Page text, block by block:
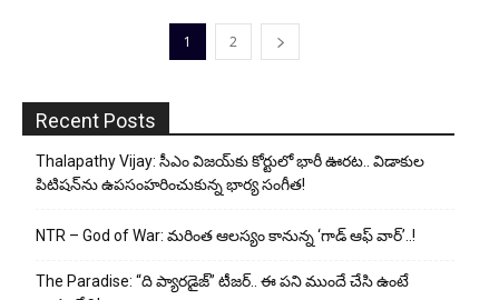
1 2
Recent Posts
Thalapathy Vijay: సీఎం విజయ్‌కు కోర్టులో భారీ ఊరట.. విడాకుల
పిటిషన్‌ను ఉపసంహరించుకున్న భార్య సంగీత!
NTR – God of War: మరింత ఆలస్యం కానున్న ‘గాడ్ ఆఫ్ వార్’..!
The Paradise: “ది ప్యారడైజ్” టీజర్.. ఈ పని ముందే చేసి ఉంటే